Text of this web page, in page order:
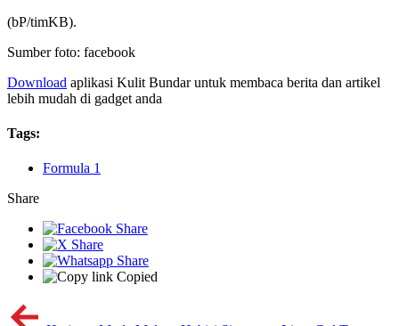
(bP/timKB).
Sumber foto: facebook
Download aplikasi Kulit Bundar untuk membaca berita dan artikel
lebih mudah di gadget anda
Tags:
Formula 1
Share
Copied